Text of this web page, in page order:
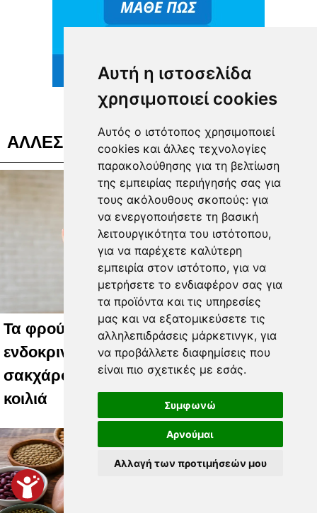
Αυτή η ιστοσελίδα
χρησιμοποιεί cookies
Αυτός ο ιστότοπος χρησιμοποιεί
cookies και άλλες τεχνολογίες
παρακολούθησης για τη βελτίωση
της εμπειρίας περιήγησής σας για
τους ακόλουθους σκοπούς: για
να ενεργοποιήσετε τη βασική
λειτουργικότητα του ιστότοπου,
για να παρέχετε καλύτερη
εμπειρία στον ιστότοπο, για να
μετρήσετε το ενδιαφέρον σας για
τα προϊόντα και τις υπηρεσίες
μας και να εξατομικεύσετε τις
αλληλεπιδράσεις μάρκετινγκ, για
να προβάλλετε διαφημίσεις που
είναι πιο σχετικές με εσάς.
Συμφωνώ
Αρνούμαι
Αλλαγή των προτιμήσεών μου
ΑΛΛΕΣ ΕΙΔΗΣΕΙΣ ΓΙΑ ΥΓΕΙΑ
Τα φρούτα που επιλέγουν 4
ενδοκρινολόγοι για καλύτερο έλεγχο του
σακχάρου – Το ένα μειώνει το λίπος στην
κοιλιά